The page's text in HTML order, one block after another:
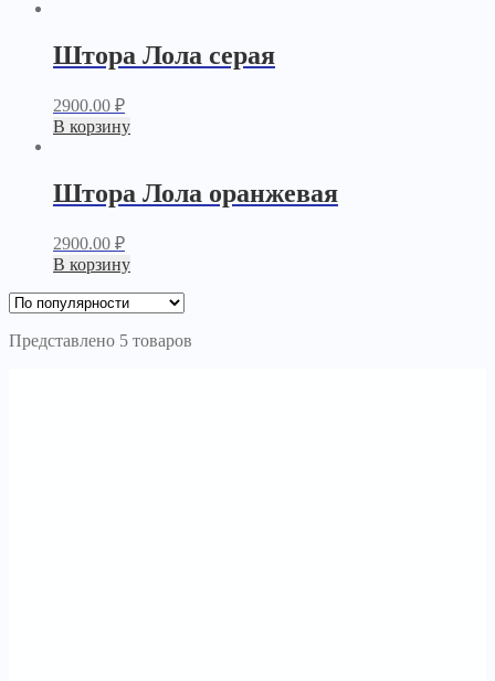
Штора Лола серая
2900.00 ₽
В корзину
Штора Лола оранжевая
2900.00 ₽
В корзину
Представлено 5 товаров